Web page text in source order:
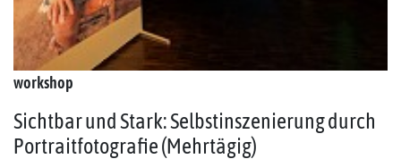
workshop
Sichtbar und Stark: Selbstinszenierung durch
Portraitfotografie (Mehrtägig)